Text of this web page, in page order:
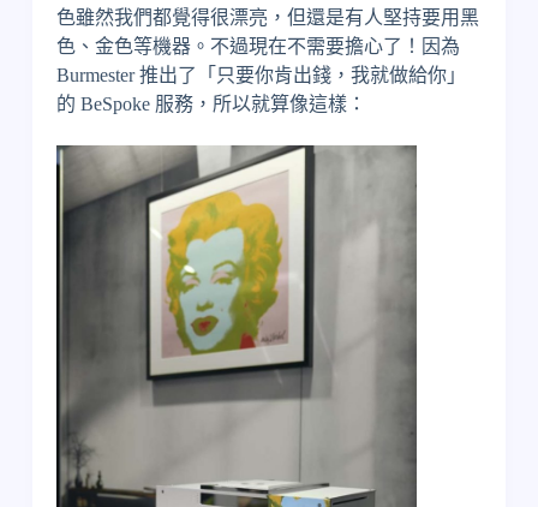
色雖然我們都覺得很漂亮，但還是有人堅持要用黑
色、金色等機器。不過現在不需要擔心了！因為
Burmester 推出了「只要你肯出錢，我就做給你」
的 BeSpoke 服務，所以就算像這樣：